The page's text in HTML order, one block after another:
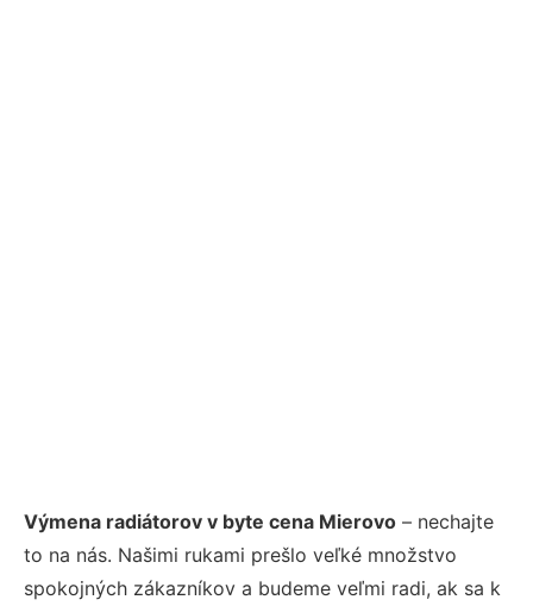
Výmena radiátorov v byte cena Mierovo – nechajte
to na nás. Našimi rukami prešlo veľké množstvo
spokojných zákazníkov a budeme veľmi radi, ak sa k